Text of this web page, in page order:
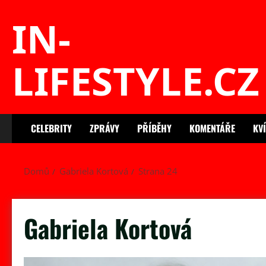
IN-
LIFESTYLE.CZ
CELEBRITY ZPRÁVY PŘÍBĚHY KOMENTÁŘE
Domů Gabriela Kortová Strana 24
Gabriela Kortová